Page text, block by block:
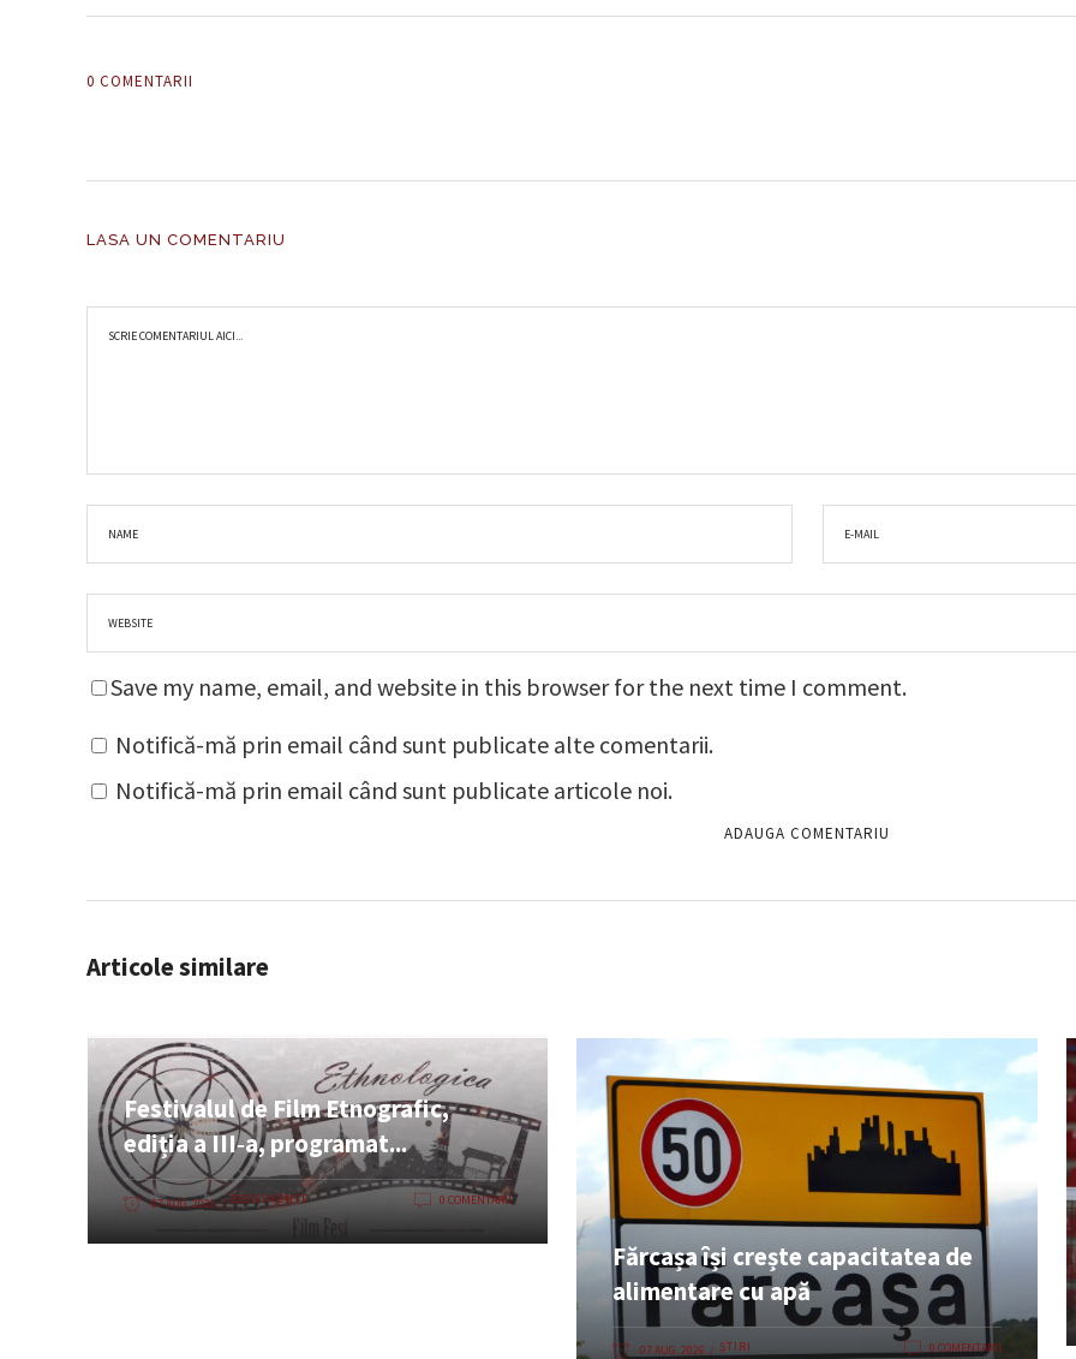
0 COMENTARII
LASA UN COMENTARIU
Save my name, email, and website in this browser for the next time I comment.
Notifică-mă prin email când sunt publicate alte comentarii.
Notifică-mă prin email când sunt publicate articole noi.
Articole similare
Festivalul de Film Etnografic,
ediția a III‑a, programat...
07 AUG. 2026 EVENIMENTE 0 COMENTARII
Fărcașa își crește capacitatea de
alimentare cu apă
07 AUG. 2026 ȘTIRI 0 COMENTARII